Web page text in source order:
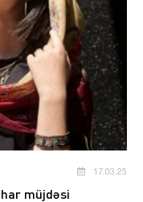
17.03.25
müjdəsi